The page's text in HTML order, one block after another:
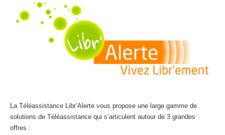
La Téléassistance Libr’Alerte vous propose une large gamme de
solutions de Téléassistance qui s’articulent autour de 3 grandes
offres :